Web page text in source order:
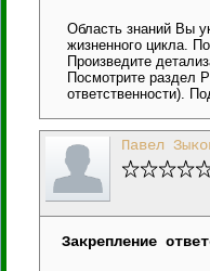
Область знаний Вы
жизненного цикла.
Произведите
Посмотрите раздел
ответственности).
Павел
Закрепление